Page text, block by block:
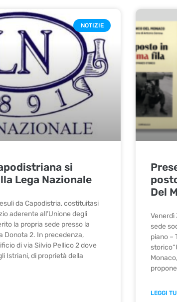
NOTIZIE
si
Lega Nazionale
da Capodistria, costituitasi
aderente all’Unione degli
la propria sede presso la
Donota 2. In precedenza,
di via Silvio Pellico 2 dove
Istriani, di proprietà della
Del
Venerdì
sede
piano –
LEGGI